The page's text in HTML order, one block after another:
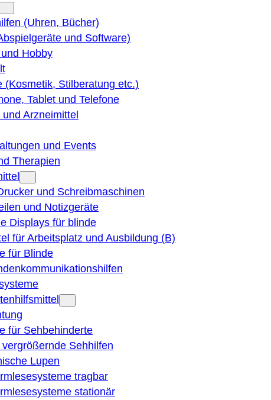
(Uhren, Bücher)
und Software)
Hobby
(Kosmetik, Stilberatung etc.)
Tablet und Telefone
und Arzneimittel
und Events
Therapien
und Schreibmaschinen
und Notizgeräte
Displays für blinde
für Arbeitsplatz und Ausbildung (B)
für Blinde
für Sehbehinderte
Sehhilfen
Lupen
tragbar
stationär